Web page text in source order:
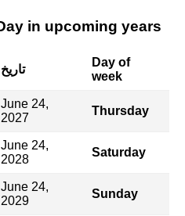
in upcoming years
تاريخ
Day of
week
June 24,
2027
Thursday
June 24,
2028
Saturday
June 24,
2029
Sunday